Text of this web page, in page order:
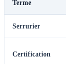
Terme
Serrurier
Certification